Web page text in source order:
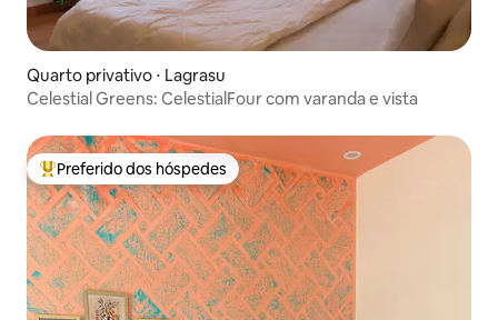
Quarto privativo ⋅ Lagrasu
Celestial Greens: CelestialFour com varanda e vista
Entre os melhores preferidos dos hóspedes
Preferido dos hóspedes